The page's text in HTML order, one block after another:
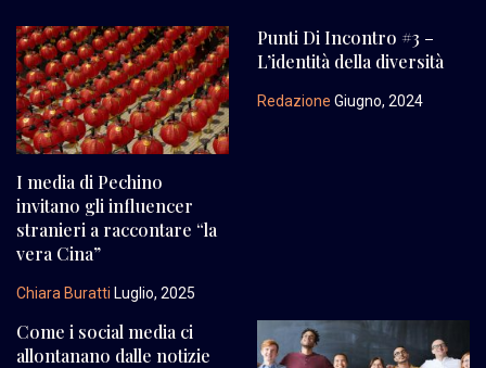
I media di Pechino
invitano gli influencer
stranieri a raccontare “la
vera Cina”
Chiara Buratti Luglio, 2025
Punti Di Incontro #3 –
L’identità della diversità
Redazione Giugno, 2024
Come i social media ci
allontanano dalle notizie